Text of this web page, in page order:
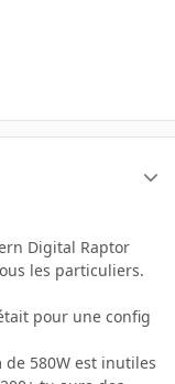
Digital Raptor
les particuliers.
pour une config
580W est inutiles